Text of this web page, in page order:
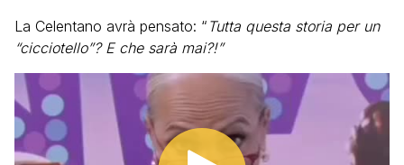
La Celentano avrà pensato: “ Tutta questa storia per un
“cicciotello”? E che sarà mai?!”